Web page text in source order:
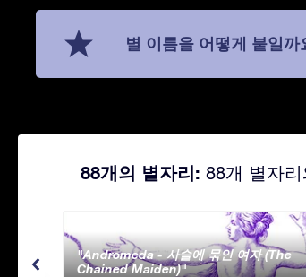
별 이름을 어떻게 붙일까
88개의 별자리: 88개 별자
Andromeda - 사슬에 묶인 여자 (The
Chained Maiden)